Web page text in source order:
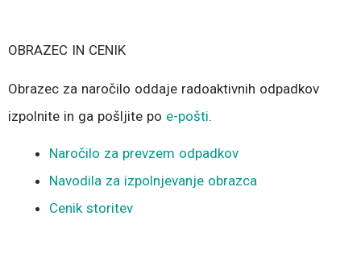
OBRAZEC IN CENIK
Obrazec za naročilo oddaje radoaktivnih odpadkov
izpolnite in ga pošljite po e-pošti.
Naročilo za prevzem odpadkov
Navodila za izpolnjevanje obrazca
Cenik storitev